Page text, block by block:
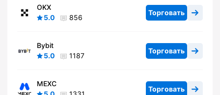
OKX
5.0
856
Торговать
Bybit
5.0
1187
Торговать
MEXC
Торговать